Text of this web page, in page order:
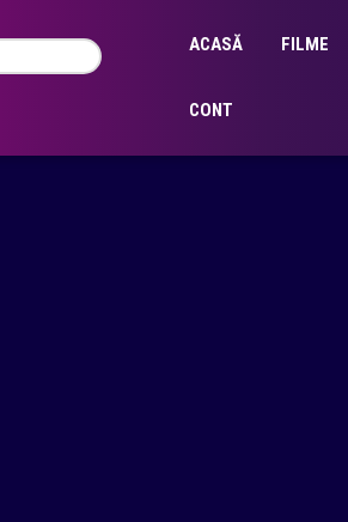
ACASĂ FILME
CONT